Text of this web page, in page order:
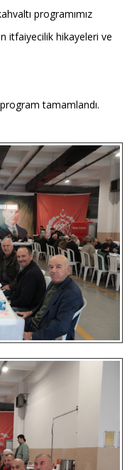
programımız
itfaiyecilik hikayeleri ve
tamamlandı.